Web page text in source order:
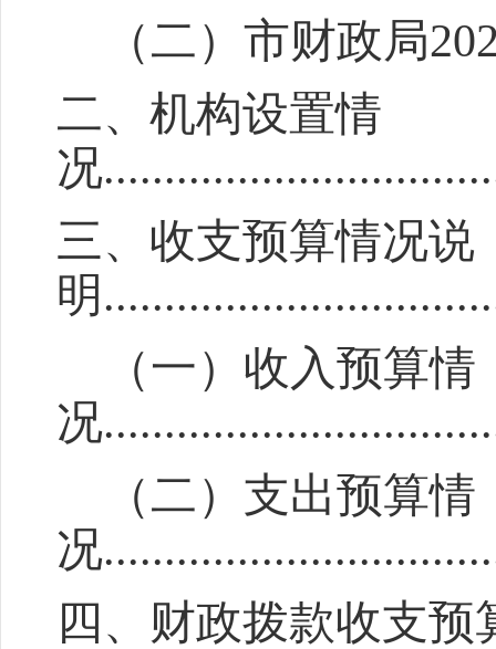
（二） 市财政局
二、机构设置情
况
三、收支预算情况说
明
（一）收入预算情
况
（二）支出预算情
况
四、财政拨款收支预